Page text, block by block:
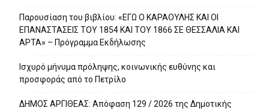
Παρουσίαση του βιβλίου: «ΕΓΩ Ο ΚΑΡΑΟΥΛΗΣ ΚΑΙ ΟΙ
ΕΠΑΝΑΣΤΑΣΕΙΣ ΤΟΥ 1854 ΚΑΙ ΤΟΥ 1866 ΣΕ ΘΕΣΣΑΛΙΑ ΚΑΙ
ΑΡΤΑ» – Πρόγραμμα Εκδήλωσης
Ισχυρό μήνυμα πρόληψης, κοινωνικής ευθύνης και
προσφοράς από το Πετρίλο
ΔΗΜΟΣ ΑΡΓΙΘΕΑΣ: Απόφαση 129 / 2026 της Δημοτικής